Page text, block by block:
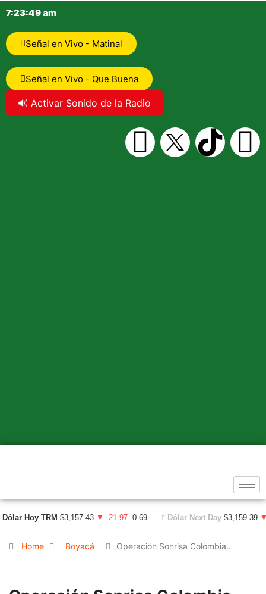
7:23:49 am
Señal en Vivo - Matinal
Señal en Vivo - Que Buena
🔊 Activar Sonido de la Radio
Dólar Hoy TRM $3,157.43 ▼ -21.97 -0.69 Dólar Next Day $3,159.39
Home Boyacá Operación Sonrisa Colombia…